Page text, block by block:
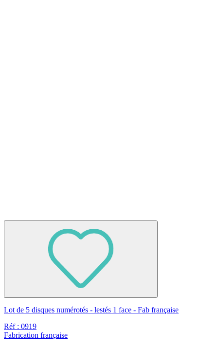
Lot de 5 disques numérotés - lestés 1 face - Fab française
Réf : 0919
Fabrication française